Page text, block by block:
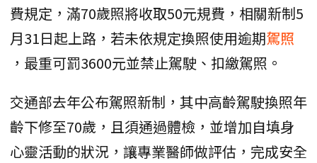
費規定，滿70歲照將收取50元規費，相關新制5
月31日起上路，若未依規定換照使用逾期駕照
，最重可罰3600元並禁止駕駛、扣繳駕照。
交通部去年公布駕照新制，其中高齡駕駛換照年
齡下修至70歲，且須通過體檢，並增加自填身
心靈活動的狀況，讓專業醫師做評估，完成安全